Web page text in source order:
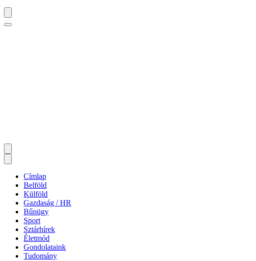
Címlap
Belföld
Külföld
Gazdaság / HR
Bűnügy
Sport
Sztárhírek
Életmód
Gondolataink
Tudomány